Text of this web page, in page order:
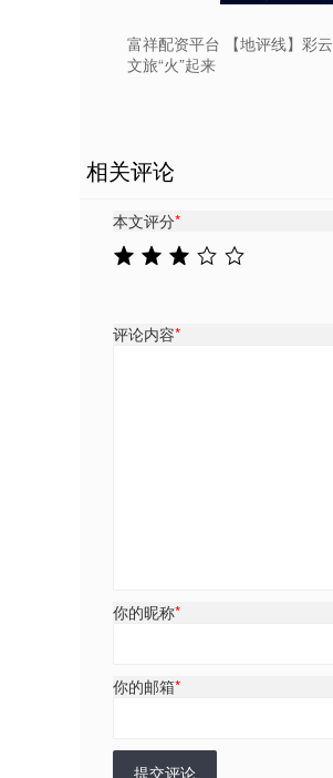
富祥配资平台 【地评线】彩
文旅“火”起来
相关评论
本文评分*
评论内容*
你的昵称*
你的邮箱*
提交评论